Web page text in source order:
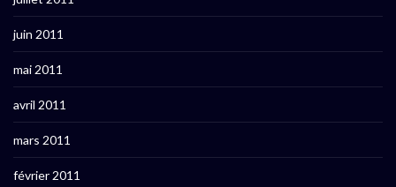
juin 2011
mai 2011
avril 2011
mars 2011
février 2011